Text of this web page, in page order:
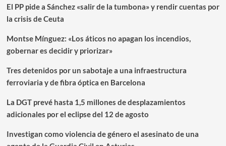
El PP pide a Sánchez «salir de la tumbona» y rendir cuentas por
la crisis de Ceuta
Montse Mínguez: «Los áticos no apagan los incendios,
gobernar es decidir y priorizar»
Tres detenidos por un sabotaje a una infraestructura
ferroviaria y de fibra óptica en Barcelona
La DGT prevé hasta 1,5 millones de desplazamientos
adicionales por el eclipse del 12 de agosto
Investigan como violencia de género el asesinato de una